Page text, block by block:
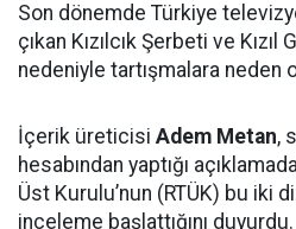
Son dönemde Türkiye
çıkan Kızılcık Şerbeti ve
nedeniyle tartışmalara neden
İçerik üreticisi Adem Metan,
hesabından yaptığı
Üst Kurulu’nun (RTÜK) bu iki
inceleme başlattığını duyurdu.